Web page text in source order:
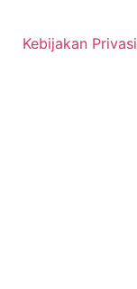
Kebijakan Privasi